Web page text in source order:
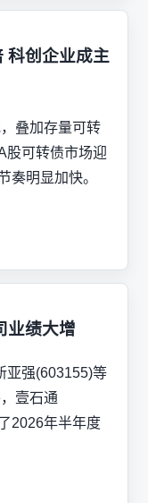
科创企业成主
叠加存量可转
股可转债市场迎
奏明显加快。
业绩大增
亚强(603155)等
壹石通
2026年半年度